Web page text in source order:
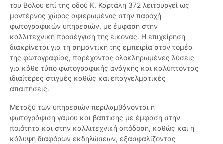
του Βόλου επί της οδού Κ. Καρτάλη 372 λειτουργεί ως
μοντέρνος χώρος αφιερωμένος στην παροχή
φωτογραφικών υπηρεσιών, με έμφαση στην
καλλιτεχνική προσέγγιση της εικόνας. Η επιχείρηση
διακρίνεται για τη σημαντική της εμπειρία στον τομέα
της φωτογραφίας, παρέχοντας ολοκληρωμένες λύσεις
για κάθε τύπο φωτογραφικής ανάγκης και καλύπτοντας
ιδιαίτερες στιγμές καθώς και επαγγελματικές
απαιτήσεις.
Μεταξύ των υπηρεσιών περιλαμβάνονται η
φωτογράφιση γάμου και βάπτισης με έμφαση στην
ποιότητα και στην καλλιτεχνική απόδοση, καθώς και η
κάλυψη διαφόρων εκδηλώσεων, εξασφαλίζοντας